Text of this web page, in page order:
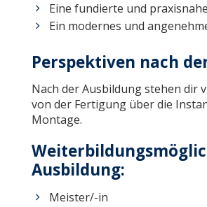
Eine fundierte und
Ein modernes und
Perspektiven nach
Nach der Ausbildung stehen dir
von der Fertigung über die
Montage.
Ausbildung:
Meister/-in